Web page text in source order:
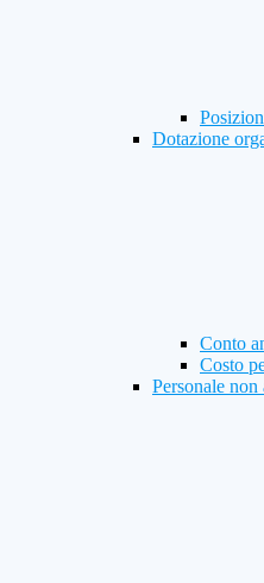
Dotazione
Conto
Costo
Personale